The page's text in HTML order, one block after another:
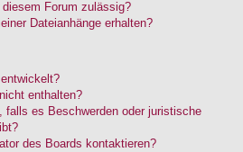
Forum zulässig?
Dateianhänge erhalten?
enthalten?
falls es Beschwerden oder juristische
des Boards kontaktieren?